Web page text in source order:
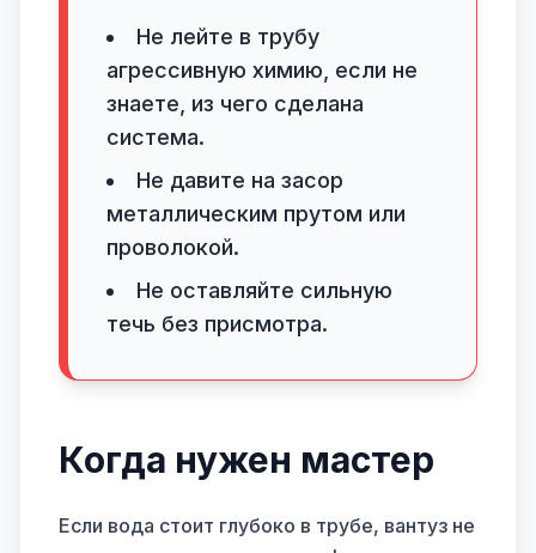
Не лейте в трубу
агрессивную химию, если не
знаете, из чего сделана
система.
Не давите на засор
металлическим прутом или
проволокой.
Не оставляйте сильную
течь без присмотра.
Когда нужен мастер
Если вода стоит глубоко в трубе, вантуз не